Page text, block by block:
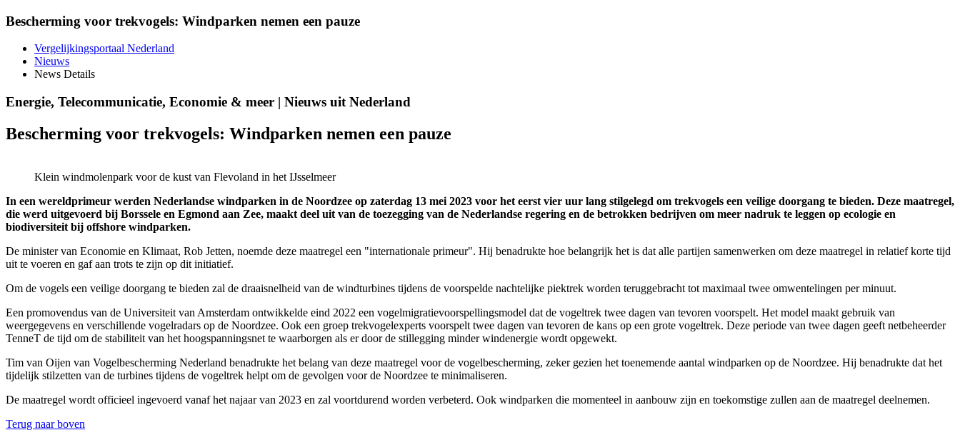
Bescherming voor trekvogels: Windparken nemen een pauze
Vergelijkingsportaal Nederland
Nieuws
News Details
Energie, Telecommunicatie, Economie & meer | Nieuws uit Nederland
Bescherming voor trekvogels: Windparken nemen een pauze
Klein windmolenpark voor de kust van Flevoland in het IJsselmeer
In een wereldprimeur werden Nederlandse windparken in de Noordzee op zaterdag 13 mei 2023 voor het eerst vier uur lang stilgelegd om trekvogels een veilige doorgang te bieden. Deze maatregel,
die werd uitgevoerd bij Borssele en Egmond aan Zee, maakt deel uit van de toezegging van de Nederlandse regering en de betrokken bedrijven om meer nadruk te leggen op ecologie en
biodiversiteit bij offshore windparken.
De minister van Economie en Klimaat, Rob Jetten, noemde deze maatregel een "internationale primeur". Hij benadrukte hoe belangrijk het is dat alle partijen samenwerken om deze maatregel in relatief korte tijd
uit te voeren en gaf aan trots te zijn op dit initiatief.
Om de vogels een veilige doorgang te bieden zal de draaisnelheid van de windturbines tijdens de voorspelde nachtelijke piektrek worden teruggebracht tot maximaal twee omwentelingen per minuut.
Een promovendus van de Universiteit van Amsterdam ontwikkelde eind 2022 een vogelmigratievoorspellingsmodel dat de vogeltrek twee dagen van tevoren voorspelt. Het model maakt gebruik van
weergegevens en verschillende vogelradars op de Noordzee. Ook een groep trekvogelexperts voorspelt twee dagen van tevoren de kans op een grote vogeltrek. Deze periode van twee dagen geeft netbeheerder
TenneT de tijd om de stabiliteit van het hoogspanningsnet te waarborgen als er door de stillegging minder windenergie wordt opgewekt.
Tim van Oijen van Vogelbescherming Nederland benadrukte het belang van deze maatregel voor de vogelbescherming, zeker gezien het toenemende aantal windparken op de Noordzee. Hij benadrukte dat het
tijdelijk stilzetten van de turbines tijdens de vogeltrek helpt om de gevolgen voor de Noordzee te minimaliseren.
De maatregel wordt officieel ingevoerd vanaf het najaar van 2023 en zal voortdurend worden verbeterd. Ook windparken die momenteel in aanbouw zijn en toekomstige zullen aan de maatregel deelnemen.
Terug naar boven